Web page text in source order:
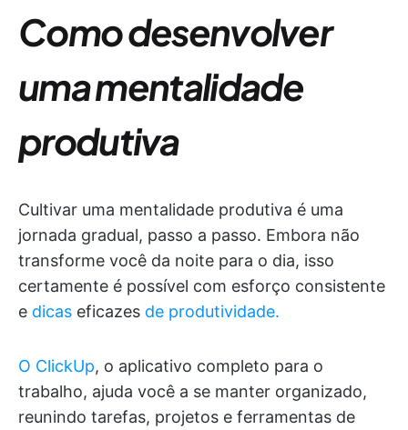
Como desenvolver
uma mentalidade
produtiva
Cultivar uma mentalidade produtiva é uma
jornada gradual, passo a passo. Embora não
transforme você da noite para o dia, isso
certamente é possível com esforço consistente
e dicas eficazes de produtividade.
O ClickUp, o aplicativo completo para o
trabalho, ajuda você a se manter organizado,
reunindo tarefas, projetos e ferramentas de